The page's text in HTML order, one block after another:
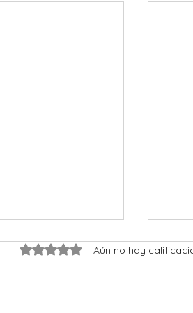
Obtuvo 0 de 5 estrellas.
Aún no hay